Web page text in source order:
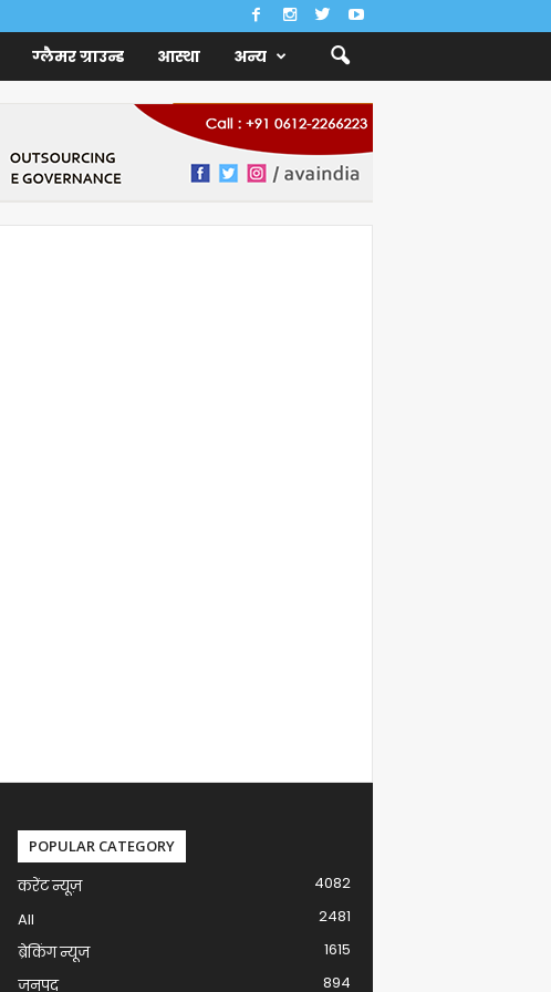
ग्लैमर ग्राउन्ड आस्था अन्य
POPULAR CATEGORY
करेंट न्यूज़
4082
All
2481
ब्रेकिंग न्यूज
1615
जनपद
894